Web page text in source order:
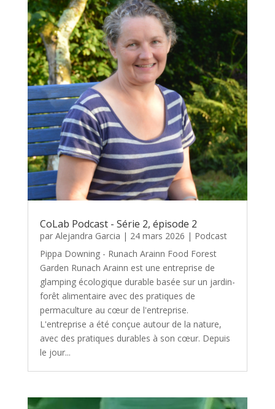
CoLab Podcast - Série 2, épisode 2
par Alejandra Garcia | 24 mars 2026 | Podcast
Pippa Downing - Runach Arainn Food Forest
Garden Runach Arainn est une entreprise de
glamping écologique durable basée sur un jardin-
forêt alimentaire avec des pratiques de
permaculture au cœur de l'entreprise.
L'entreprise a été conçue autour de la nature,
avec des pratiques durables à son cœur. Depuis
le jour...